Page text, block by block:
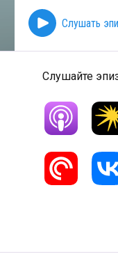
Слушать
Слушайте